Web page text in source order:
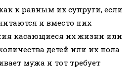
к равным их супруги, если
и вместо них
касающиеся их жизни или
детей или их пола
мужа и тот требует